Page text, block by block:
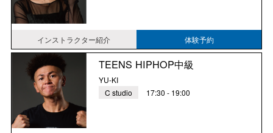
インストラクター紹介 体験予約
TEENS HIPHOP中級
YU-KI
C studio
17:30 - 19:00